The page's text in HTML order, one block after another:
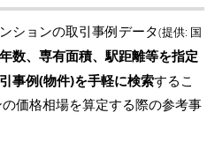
ションの取引事例データ(提供: 国
数、専有面積、駅距離等を指定
事例(物件)を手軽に検索するこ
価格相場を算定する際の参考事